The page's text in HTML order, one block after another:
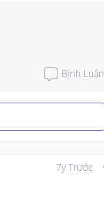
Bình Luận
7y Trước